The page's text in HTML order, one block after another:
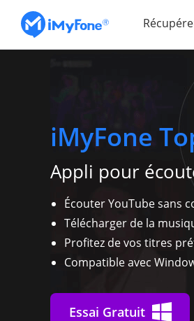
iMyFone
Appli pour
Écouter YouTube sans
Télécharger de la
Profitez de vos titres
Compatible avec
Essai Gratuit